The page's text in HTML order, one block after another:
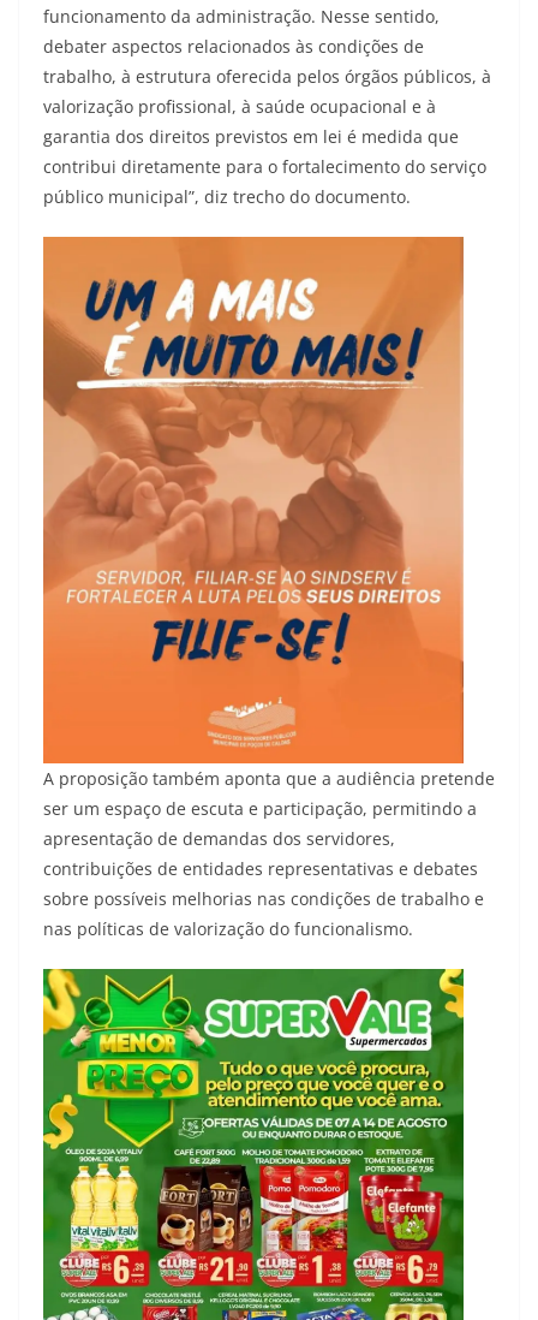
funcionamento da administração. Nesse sentido,
debater aspectos relacionados às condições de
trabalho, à estrutura oferecida pelos órgãos públicos, à
valorização profissional, à saúde ocupacional e à
garantia dos direitos previstos em lei é medida que
contribui diretamente para o fortalecimento do serviço
público municipal”, diz trecho do documento.
A proposição também aponta que a audiência pretende
ser um espaço de escuta e participação, permitindo a
apresentação de demandas dos servidores,
contribuições de entidades representativas e debates
sobre possíveis melhorias nas condições de trabalho e
nas políticas de valorização do funcionalismo.